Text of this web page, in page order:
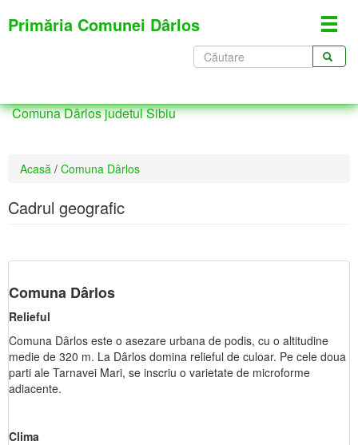
Primăria Comunei Dârlos
Formular
de
Comuna Dârlos judetul Sibiu
Eşti
aici
Acasă / Comuna Dârlos
Cadrul geografic
Comuna Dârlos
Relieful
Comuna Dârlos este o asezare urbana de podis, cu o altitudine
medie de 320 m. La Dârlos domina relieful de culoar. Pe cele doua
parti ale Tarnavei Mari, se inscriu o varietate de microforme
adiacente.
Clima